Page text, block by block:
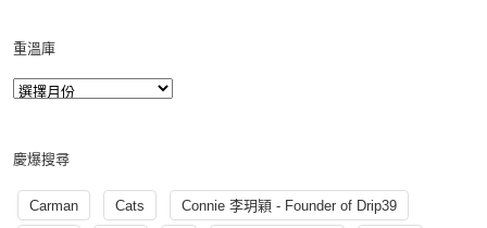
重溫庫
慶爆搜尋
Carman Cats Connie 李玥穎 - Founder of Drip39